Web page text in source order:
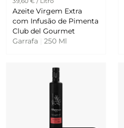
Azeite Virgem Extra
com Infusão de Pimenta
Club del Gourmet
Garrafa
250 Ml